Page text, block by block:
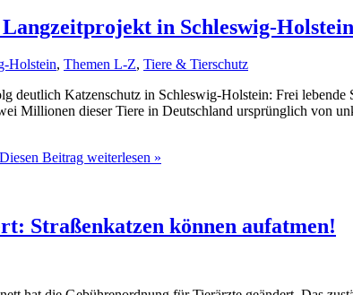
in Schleswig-Holstein
Holstein, Themen L-Z, Tiere & Tierschutz
Katzenschutz in Schleswig-Holstein: Frei lebende
Millionen dieser Tiere in Deutschland ursprünglich von
Diesen Beitrag weiterlesen »
Straßenkatzen können aufatmen!